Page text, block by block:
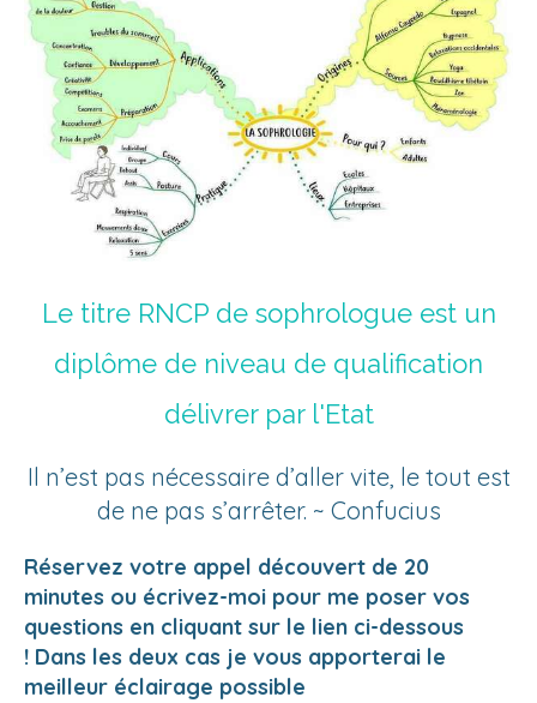
Le titre RNCP de sophrologue est un
diplôme de niveau de qualification
délivrer par l'Etat
Il n’est pas nécessaire d’aller vite, le tout est
de ne pas s’arrêter. ~ Confucius
Réservez votre appel découvert de 20
minutes ou écrivez-moi pour me poser vos
questions en cliquant sur le lien ci-dessous
! Dans les deux cas je vous apporterai le
meilleur éclairage possible